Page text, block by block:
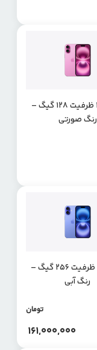
آیفون 16 ظرفیت 128 گیگ –
رنگ صورتی
آیفون 16 ظرفیت 256 گیگ –
رنگ آبی
161,000,000
تومان